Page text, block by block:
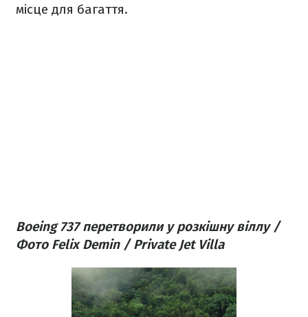
місце для багаття.
Boeing 737 перетворили у розкішну віллу /
Фото Felix Demin / Private Jet Villa